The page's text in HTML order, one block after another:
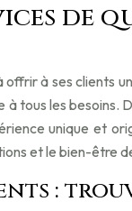
offrir à ses clients
tous les
unique et
et le bien-être
: